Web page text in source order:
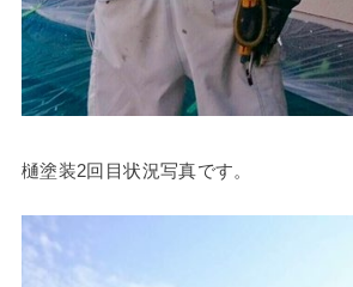
樋塗装2回目状況写真です。